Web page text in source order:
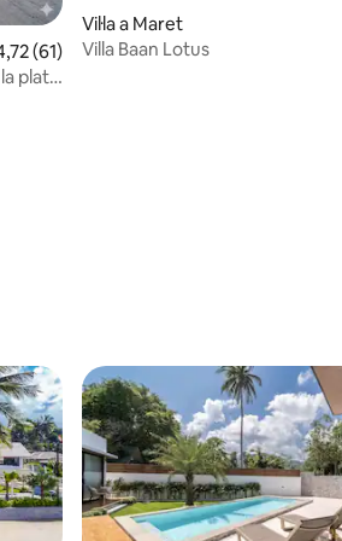
de puntuació mitjana d'un total de 5; 61
(61)
platja
Vil·la a Maret
Villa Baan Lotus